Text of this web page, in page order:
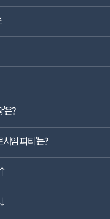
은?
임 파티'는?